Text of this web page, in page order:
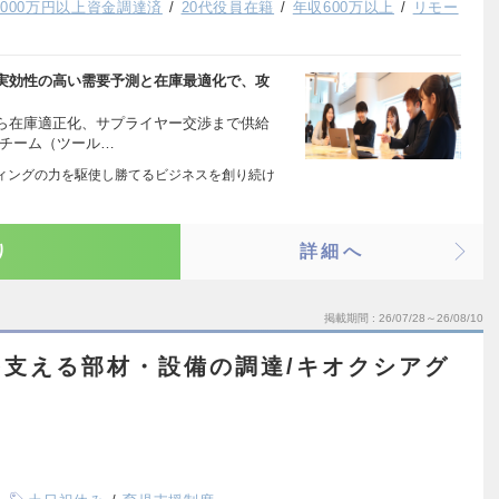
万円以上資金調達済 20代役員在籍 年収600万以上 リモー
効性の高い需要予測と在庫最適化で、攻
在庫適正化、サプライヤー交渉まで供給
ーム（ツール…
グの力を駆使し勝てるビジネスを創り続け
詳細へ
掲載期間 26/07/28～26/08/10
える部材・設備の調達/キオクシアグ